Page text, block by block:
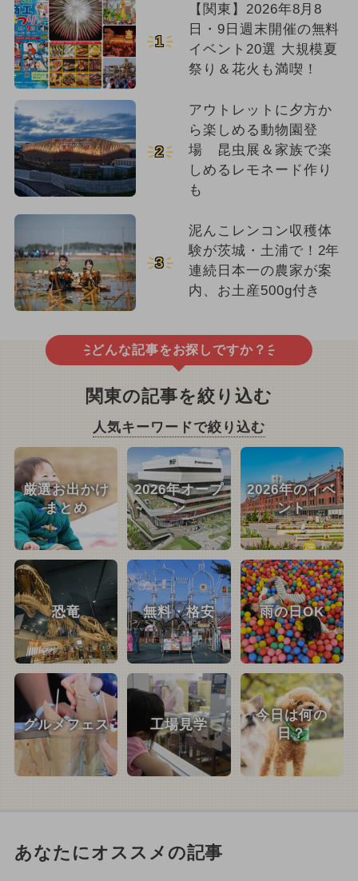
1
【関東】2026年8月8
日・9日週末開催の無料
イベント20選 大規模夏
祭り＆花火も満喫！
2
アウトレットに夕方か
ら楽しめる動物園登
場 昆虫展＆家族で楽
しめるレモネード作り
も
3
泥んこレンコン収穫体
験が茨城・土浦で！2年
連続日本一の農家が案
内、お土産500g付き
どんな記事をお探しですか？
関東の記事を絞り込む
人気キーワードで絞り込む
厳選お出かけ
まとめ
2026年オープ
ン
2026年のイベ
ント
恐竜 無料・格安 雨の日OK
グルメフェス 工場見学
今日は何の
日？
あなたにオススメの記事